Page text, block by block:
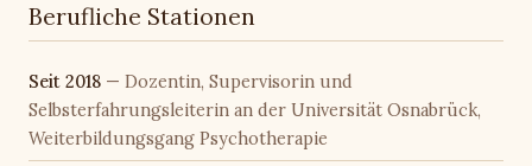
Berufliche Stationen
Seit 2018 — Dozentin, Supervisorin und
Selbsterfahrungsleiterin an der Universität Osnabrück,
Weiterbildungsgang Psychotherapie